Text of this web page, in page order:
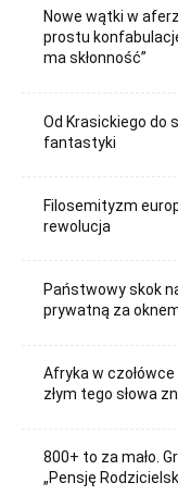
Nowe wątki w
prostu
ma skłonność”
Od Krasickiego do
fantastyki
Filosemityzm
rewolucja
Państwowy skok
prywatną za
Afryka w
złym tego słowa
800+ to za mało.
„Pensję